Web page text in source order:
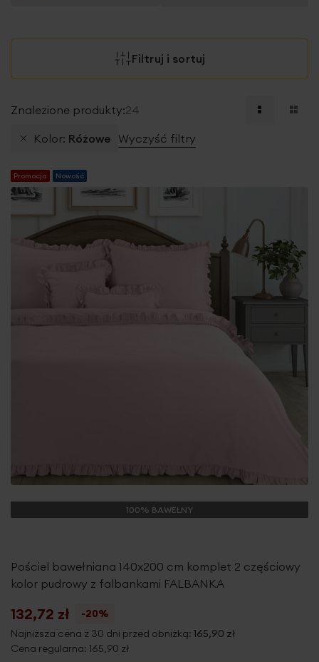
Filtruj i sortuj
Znalezione produkty:24
Kolor Różowe Wyczyść filtry
Promocja Nowość
100% BAWEŁNY
Pościel bawełniana 140x200 cm komplet 2 częściowy
kolor pudrowy z falbankami FALBANKA
132,72 zł
-20%
Najniższa cena z 30 dni przed obniżką: 165,90 zł
Cena regularna: 165,90 zł